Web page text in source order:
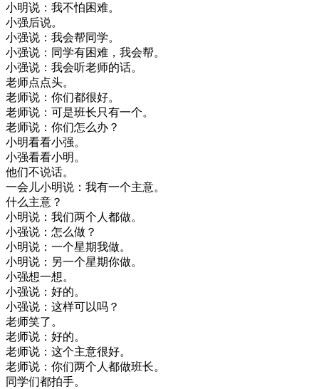
小明说 ： 我不怕困难。
小强后说。
小强说 ： 我会帮同学。
小强说 ： 同学有困难 ， 我会帮。
小强说 ： 我会听老师的话。
老师点点头。
老师说 ： 你们都很好。
老师说 ： 可是班长只有一个。
老师说 ： 你们怎么办 ？
小明看看小强。
小强看看小明。
他们不说话。
一会 儿小明说 ： 我有一个主意。
什么主意 ？
小明说 ： 我们两个人都做。
小强说 ： 怎么做 ？
小明说 ： 一个星期我做。
小明说 ： 另一个星期你做。
小强想一想。
小强说 ： 好的。
小强说 ： 这样可以吗 ？
老师笑了。
老师说 ： 好的。
老师说 ： 这个主意很好。
老师说 ： 你们两个人都做班长。
同学们都拍手。